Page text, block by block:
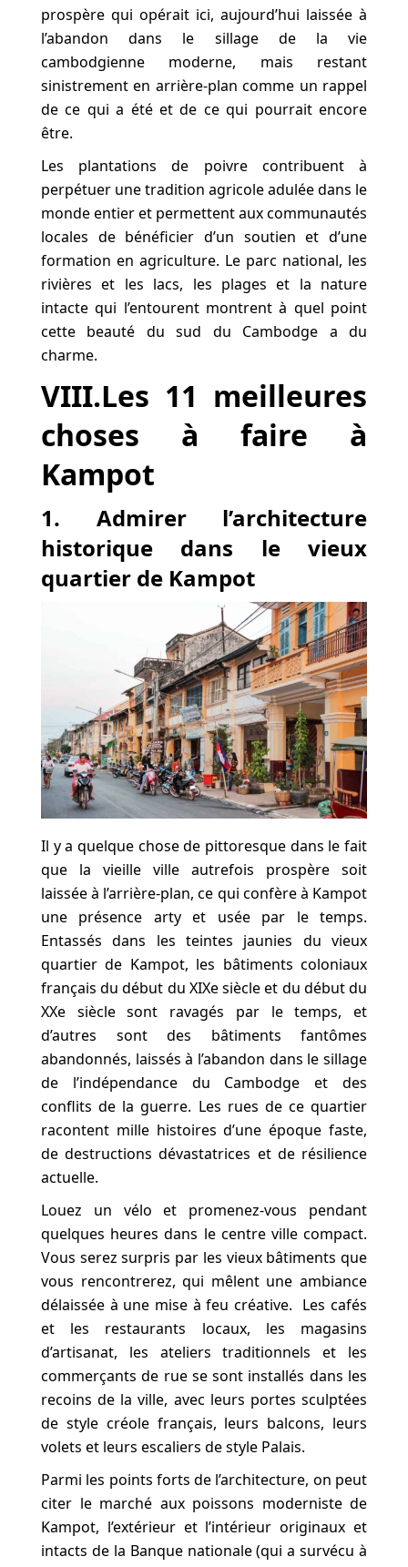
prospère qui opérait ici, aujourd’hui laissée à
l’abandon dans le sillage de la vie
cambodgienne moderne, mais restant
sinistrement en arrière-plan comme un rappel
de ce qui a été et de ce qui pourrait encore
être.
Les plantations de poivre contribuent à
perpétuer une tradition agricole adulée dans le
monde entier et permettent aux communautés
locales de bénéficier d’un soutien et d’une
formation en agriculture. Le parc national, les
rivières et les lacs, les plages et la nature
intacte qui l’entourent montrent à quel point
cette beauté du sud du Cambodge a du
charme.
VIII.Les 11 meilleures
choses à faire à
Kampot
1. Admirer l’architecture
historique dans le vieux
quartier de Kampot
Il y a quelque chose de pittoresque dans le fait
que la vieille ville autrefois prospère soit
laissée à l’arrière-plan, ce qui confère à Kampot
une présence arty et usée par le temps.
Entassés dans les teintes jaunies du vieux
quartier de Kampot, les bâtiments coloniaux
français du début du XIXe siècle et du début du
XXe siècle sont ravagés par le temps, et
d’autres sont des bâtiments fantômes
abandonnés, laissés à l’abandon dans le sillage
de l’indépendance du Cambodge et des
conflits de la guerre. Les rues de ce quartier
racontent mille histoires d’une époque faste,
de destructions dévastatrices et de résilience
actuelle.
Louez un vélo et promenez-vous pendant
quelques heures dans le centre ville compact.
Vous serez surpris par les vieux bâtiments que
vous rencontrerez, qui mêlent une ambiance
délaissée à une mise à feu créative. Les cafés
et les restaurants locaux, les magasins
d’artisanat, les ateliers traditionnels et les
commerçants de rue se sont installés dans les
recoins de la ville, avec leurs portes sculptées
de style créole français, leurs balcons, leurs
volets et leurs escaliers de style Palais.
Parmi les points forts de l’architecture, on peut
citer le marché aux poissons moderniste de
Kampot, l’extérieur et l’intérieur originaux et
intacts de la Banque nationale (qui a survécu à